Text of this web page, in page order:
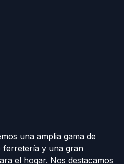
una amplia gama de
ferretería y una gran
el hogar. Nos destacamos